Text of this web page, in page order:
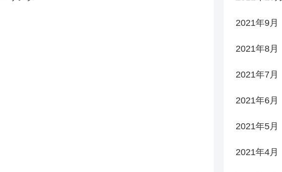
2021年9月
2021年8月
2021年7月
2021年6月
2021年5月
2021年4月